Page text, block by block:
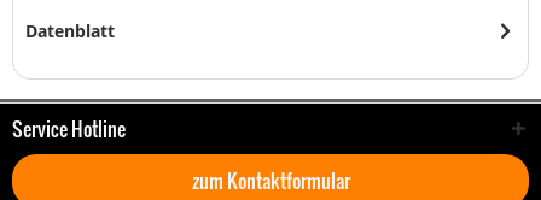
Datenblatt
Service Hotline
zum Kontaktformular